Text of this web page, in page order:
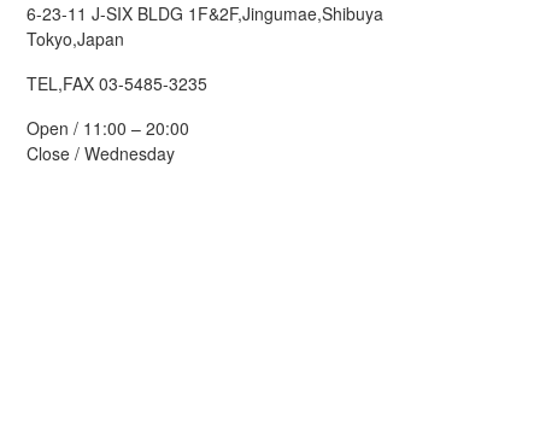
6-23-11 J-SIX BLDG 1F&2F,Jingumae,Shibuya
Tokyo,Japan
TEL,FAX 03-5485-3235
Open / 11:00 – 20:00
Close / Wednesday